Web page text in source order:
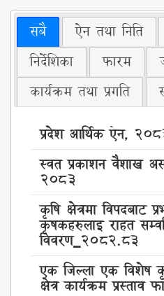
सबै ऐन तथा निति
निर्देशिका
फारम
कार्यक्रम तथा प्रगति
प्रदेश आर्थिक ऐन,
स्वत प्रकाशन वैशाख
२०८३
कृषि क्षेत्रमा विपदबाट
कृषकहरुलाइ राहत
विवरण_2082.83
एक जिल्ला एक विशेष
क्षेत्र कार्यक्रम प्रस्ताव